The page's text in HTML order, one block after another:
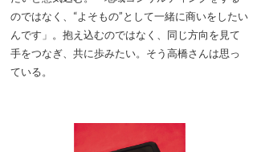
のではなく、“よそもの”として一緒に商いをしたい
んです」。抱え込むのではなく、同じ方向を見て
手をつなぎ、共に歩みたい。そう高橋さんは思っ
ている。